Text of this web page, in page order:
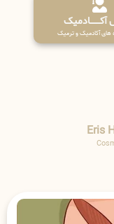
های آکادمیک و ترمیک
Eris